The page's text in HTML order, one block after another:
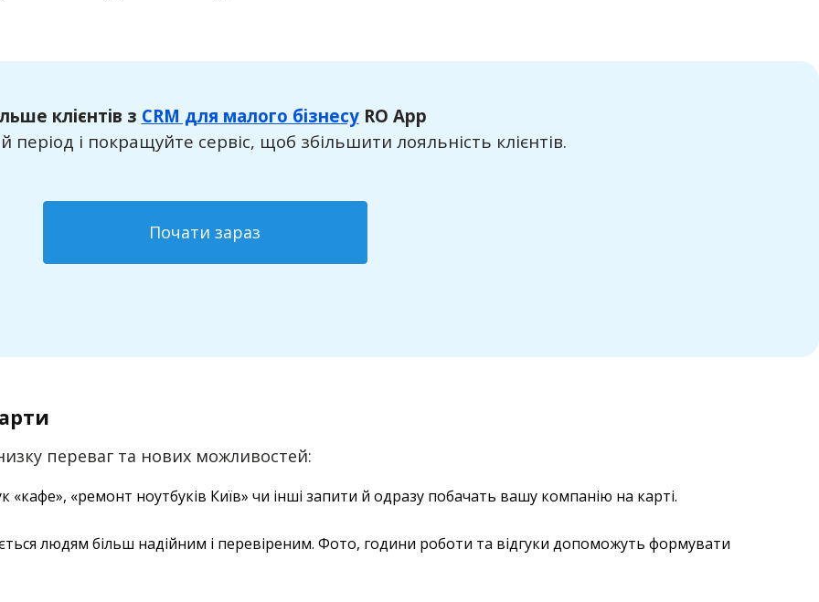
клієнтів з CRM для малого бізнесуRO App
період і покращуйте сервіс, щоб збільшити лояльність клієнтів.
Почати зараз
переваг та нових можливостей:
«ремонт ноутбуків Київ» чи інші запити й одразу побачать вашу компанію на карті.
людям більш надійним і перевіреним. Фото, години роботи та відгуки допоможуть формувати